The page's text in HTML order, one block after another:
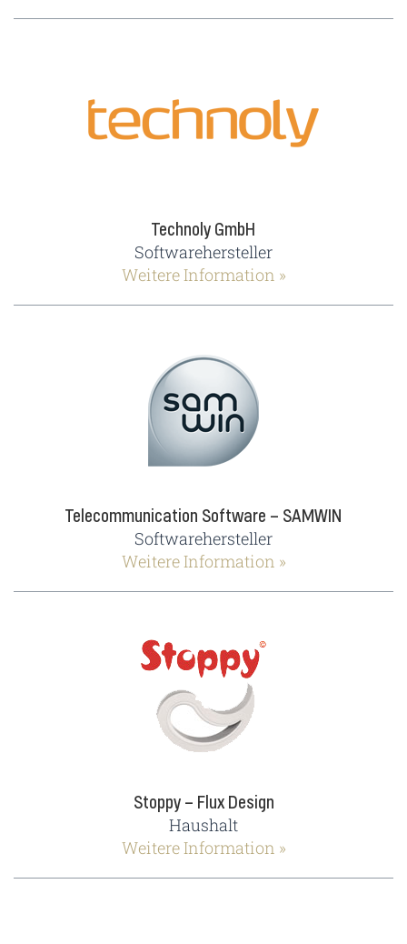
Technoly GmbH
Softwarehersteller
Weitere Information »
Telecommunication Software – SAMWIN
Softwarehersteller
Weitere Information »
Stoppy – Flux Design
Haushalt
Weitere Information »